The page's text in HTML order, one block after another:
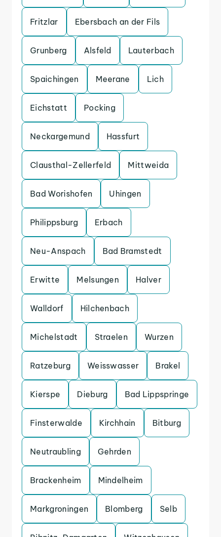
Fritzlar Ebersbach an der Fils
Grunberg Alsfeld Lauterbach
Spaichingen Meerane Lich
Eichstatt Pocking
Neckargemund Hassfurt
Clausthal-Zellerfeld Mittweida
Bad Worishofen Uhingen
Philippsburg Erbach
Neu-Anspach Bad Bramstedt
Erwitte Melsungen Halver
Walldorf Hilchenbach
Michelstadt Straelen Wurzen
Ratzeburg Weisswasser Brakel
Kierspe Dieburg Bad Lippspringe
Finsterwalde Kirchhain Bitburg
Neutraubling Gehrden
Brackenheim Mindelheim
Markgroningen Blomberg Selb